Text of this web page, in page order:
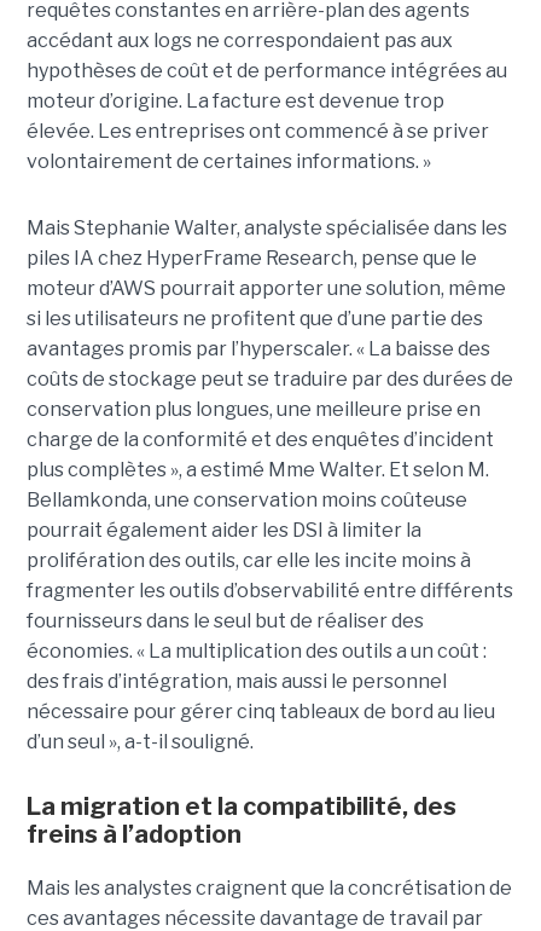
requêtes constantes en arrière-plan des agents
accédant aux logs ne correspondaient pas aux
hypothèses de coût et de performance intégrées au
moteur d’origine. La facture est devenue trop
élevée. Les entreprises ont commencé à se priver
volontairement de certaines informations. »
Mais Stephanie Walter, analyste spécialisée dans les
piles IA chez HyperFrame Research, pense que le
moteur d’AWS pourrait apporter une solution, même
si les utilisateurs ne profitent que d’une partie des
avantages promis par l’hyperscaler. « La baisse des
coûts de stockage peut se traduire par des durées de
conservation plus longues, une meilleure prise en
charge de la conformité et des enquêtes d’incident
plus complètes », a estimé Mme Walter. Et selon M.
Bellamkonda, une conservation moins coûteuse
pourrait également aider les DSI à limiter la
prolifération des outils, car elle les incite moins à
fragmenter les outils d’observabilité entre différents
fournisseurs dans le seul but de réaliser des
économies. « La multiplication des outils a un coût :
des frais d’intégration, mais aussi le personnel
nécessaire pour gérer cinq tableaux de bord au lieu
d’un seul », a-t-il souligné.
La migration et la compatibilité, des
freins à l’adoption
Mais les analystes craignent que la concrétisation de
ces avantages nécessite davantage de travail par